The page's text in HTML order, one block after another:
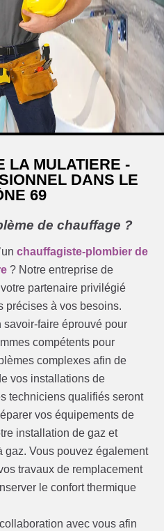
LA MULATIERE -
DANS LE
69
de chauffage ?
chauffagiste-plombier de
? Notre entreprise de
partenaire privilégié
précises à vos besoins.
faire éprouvé pour
compétents pour
complexes afin de
vos installations de
techniciens qualifiés seront
vos équipements de
installation de gaz et
gaz. Vous pouvez également
travaux de remplacement
le confort thermique
avec vous afin